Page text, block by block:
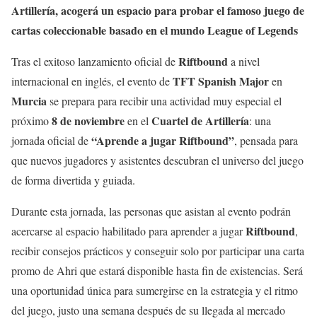
Artillería, acogerá un espacio para probar el famoso juego de
cartas coleccionable basado en el mundo League of Legends
Tras el exitoso lanzamiento oficial deRiftbounda nivel
internacional en inglés, el evento deTFT Spanish Majoren
Murciase prepara para recibir una actividad muy especial el
próximo8 de noviembreen el Cuartel de Artillería: una
jornada oficial de“Aprende a jugar Riftbound”, pensada para
que nuevos jugadores y asistentes descubran el universo del juego
de forma divertida y guiada.
Durante esta jornada, las personas que asistan al evento podrán
acercarse al espacio habilitado para aprender a jugarRiftbound,
recibir consejos prácticos y conseguir solo por participar una carta
promo de Ahri que estará disponible hasta fin de existencias. Será
una oportunidad única para sumergirse en la estrategia y el ritmo
del juego, justo una semana después de su llegada al mercado